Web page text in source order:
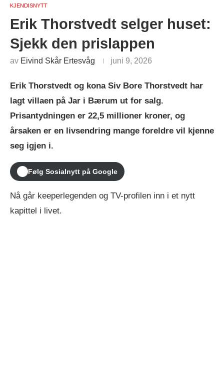
KJENDISNYTT
Erik Thorstvedt selger huset:
Sjekk den prislappen
av Eivind Skår Ertesvåg juni 9, 2026
Erik Thorstvedt og kona Siv Bore Thorstvedt har
lagt villaen på Jar i Bærum ut for salg.
Prisantydningen er 22,5 millioner kroner, og
årsaken er en livsendring mange foreldre vil kjenne
seg igjen i.
Følg Sosialnytt på Google
Nå går keeperlegenden og TV-profilen inn i et nytt
kapittel i livet.